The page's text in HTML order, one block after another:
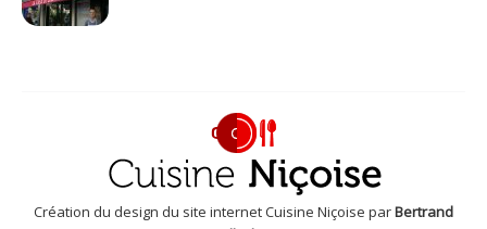
Création du design du site internet Cuisine Niçoise parBertrand